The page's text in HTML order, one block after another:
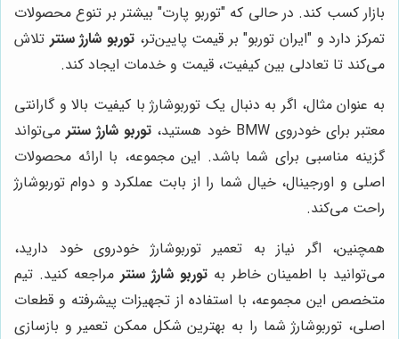
بازار کسب کند. در حالی که "توربو پارت" بیشتر بر تنوع محصولات
تمرکز دارد و "ایران توربو" بر قیمت پایین‌تر،توربو شارژ سنتر تلاش
می‌کند تا تعادلی بین کیفیت، قیمت و خدمات ایجاد کند.
به عنوان مثال، اگر به دنبال یک توربوشارژ با کیفیت بالا و گارانتی
معتبر برای خودروی BMW خود هستید،
توربو شارژ سنتر می‌تواند
گزینه مناسبی برای شما باشد. این مجموعه، با ارائه محصولات
اصلی و اورجینال، خیال شما را از بابت عملکرد و دوام توربوشارژ
راحت می‌کند.
همچنین، اگر نیاز به تعمیر توربوشارژ خودروی خود دارید،
می‌توانید با اطمینان خاطر به توربو شارژ سنتر مراجعه کنید. تیم
متخصص این مجموعه، با استفاده از تجهیزات پیشرفته و قطعات
اصلی، توربوشارژ شما را به بهترین شکل ممکن تعمیر و بازسازی